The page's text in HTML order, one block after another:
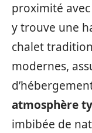
proximité
y trouve une
chalet
modernes,
atmosphère
imbibée de